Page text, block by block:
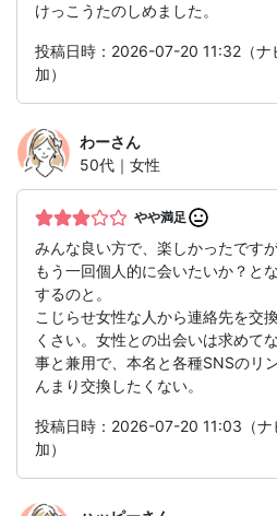
けっこうたのしめました。
投稿日時：2026-07-20 11:32（ナ
加）
わーさん
50代｜女性
やや満足
みんな良い方で、楽しかったですが
もう一回個人的に会いたいか？と
するのと。
こじらせ女性な人から連絡先を交
くさい。女性との出会いは求めて
事と兼用で、本名と各種SNSのリ
んまり交換したくない。
投稿日時：2026-07-20 11:03（ナ
加）